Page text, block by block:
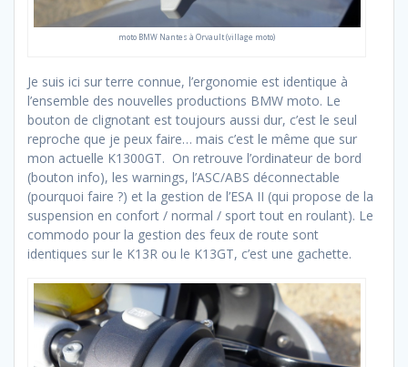
moto BMW Nantes à Orvault (village moto)
Je suis ici sur terre connue, l’ergonomie est identique à
l’ensemble des nouvelles productions BMW moto. Le
bouton de clignotant est toujours aussi dur, c’est le seul
reproche que je peux faire… mais c’est le même que sur
mon actuelle K1300GT. On retrouve l’ordinateur de bord
(bouton info), les warnings, l’ASC/ABS déconnectable
(pourquoi faire ?) et la gestion de l’ESA II (qui propose de la
suspension en confort / normal / sport tout en roulant). Le
commodo pour la gestion des feux de route sont
identiques sur le K13R ou le K13GT, c’est une gachette.